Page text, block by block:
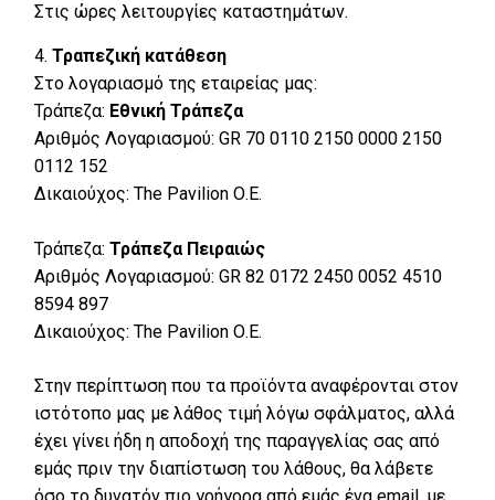
Στις ώρες λειτουργίες καταστημάτων.
Τραπεζική κατάθεση
Στο λογαριασμό της εταιρείας μας:
Τράπεζα: Εθνική Τράπεζα
Αριθμός Λογαριασμού: GR 70 0110 2150 0000 2150
0112 152
Δικαιούχος: The Pavilion Ο.Ε.
Τράπεζα:Τράπεζα Πειραιώς
Αριθμός Λογαριασμού: GR 82 0172 2450 0052 4510
8594 897
Δικαιούχος: The Pavilion Ο.Ε.
Στην περίπτωση που τα προϊόντα αναφέρονται στον
ιστότοπο μας με λάθος τιμή λόγω σφάλματος, αλλά
έχει γίνει ήδη η αποδοχή της παραγγελίας σας από
εμάς πριν την διαπίστωση του λάθους, θα λάβετε